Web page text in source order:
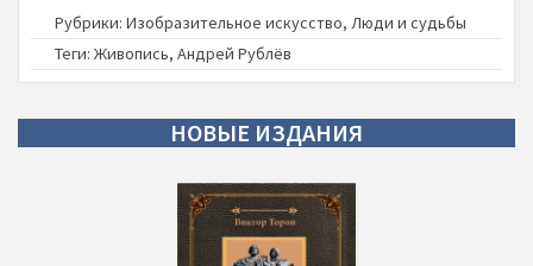
Рубрики: Изобразительное искусство, Люди и судьбы
Теги: Живопись, Андрей Рублёв
НОВЫЕ ИЗДАНИЯ